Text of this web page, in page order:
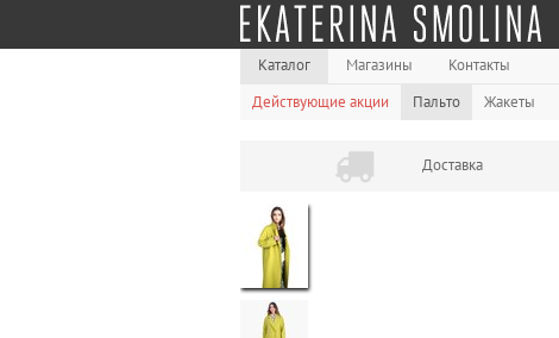
Каталог Магазины Контакты
Действующие акции
Пальто Жакеты
Доставка